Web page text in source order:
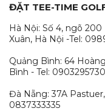
ĐẶT TEE-TIME
Hà Nội: Số 4, ngõ
Xuân, Hà Nội -Tel:
Quảng Bình: 64
Bình - Tel: 0903295730
Đà Nẵng: 37A
0837333335